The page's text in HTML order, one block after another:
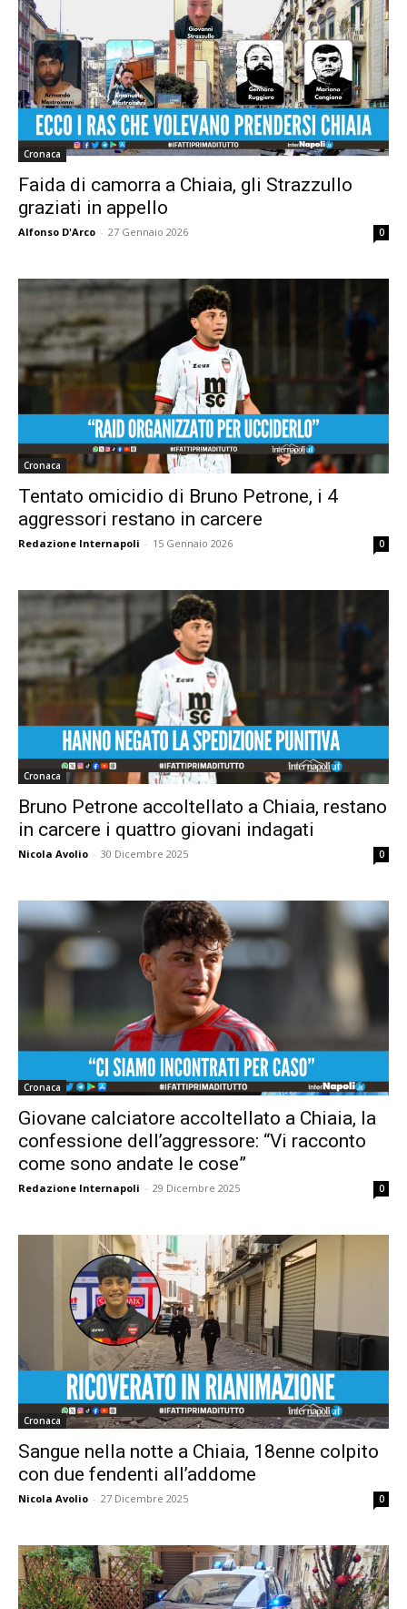
Cronaca
Faida di camorra a Chiaia, gli Strazzullo
graziati in appello
Alfonso D'Arco - 27 Gennaio 2026 0
Cronaca
Tentato omicidio di Bruno Petrone, i 4
aggressori restano in carcere
Redazione Internapoli - 15 Gennaio 2026 0
Cronaca
Bruno Petrone accoltellato a Chiaia, restano
in carcere i quattro giovani indagati
Nicola Avolio - 30 Dicembre 2025 0
Cronaca
Giovane calciatore accoltellato a Chiaia, la
confessione dell’aggressore: “Vi racconto
come sono andate le cose”
Redazione Internapoli - 29 Dicembre 2025 0
Cronaca
Sangue nella notte a Chiaia, 18enne colpito
con due fendenti all’addome
Nicola Avolio - 27 Dicembre 2025 0